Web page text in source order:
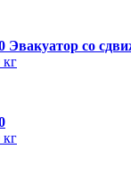
Эвакуатор со
кг
кг